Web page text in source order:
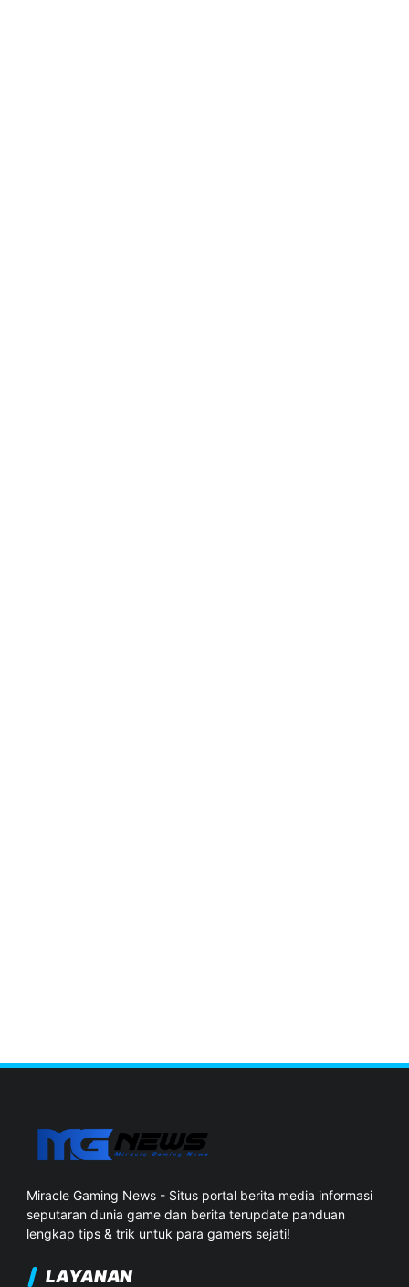
Miracle Gaming News - Situs portal berita media informasi
seputaran dunia game dan berita terupdate panduan
lengkap tips & trik untuk para gamers sejati!
LAYANAN